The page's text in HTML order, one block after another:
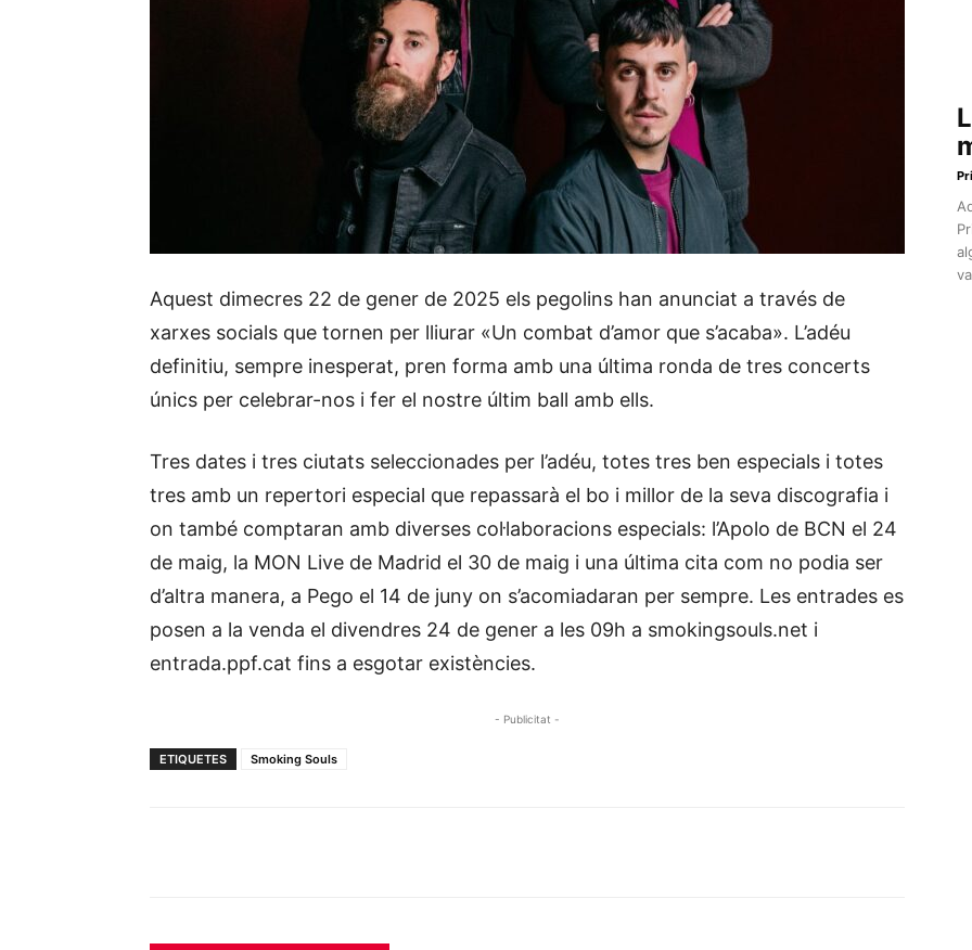
Aquest dimecres 22 de gener de 2025 els pegolins han anunciat a través de
xarxes socials que tornen per lliurar «Un combat d’amor que s’acaba». L’adéu
definitiu, sempre inesperat, pren forma amb una última ronda de tres concerts
únics per celebrar-nos i fer el nostre últim ball amb ells.
Tres dates i tres ciutats seleccionades per l’adéu, totes tres ben especials i totes
tres amb un repertori especial que repassarà el bo i millor de la seva discografia i
on també comptaran amb diverses col·laboracions especials: l’Apolo de BCN el 24
de maig, la MON Live de Madrid el 30 de maig i una última cita com no podia ser
d’altra manera, a Pego el 14 de juny on s’acomiadaran per sempre. Les entrades es
posen a la venda el divendres 24 de gener a les 09h a smokingsouls.net i
entrada.ppf.cat fins a esgotar existències.
- Publicitat -
ETIQUETES Smoking Souls